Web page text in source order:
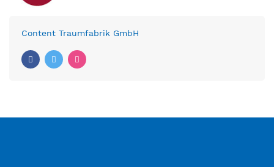
Content Traumfabrik GmbH